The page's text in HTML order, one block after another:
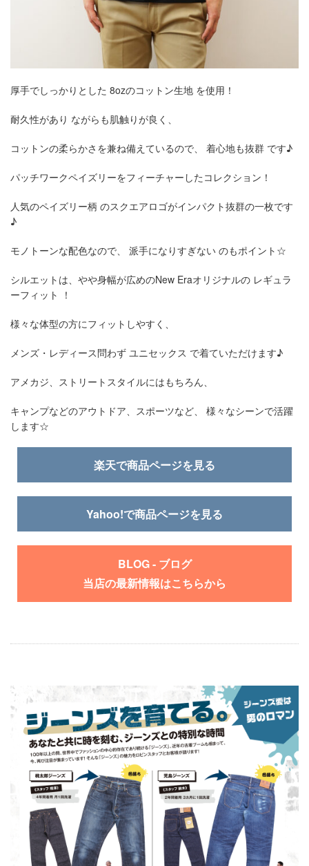
厚手でしっかりとした 8ozのコットン生地 を使用！
耐久性があり ながらも肌触りが良く、
コットンの柔らかさを兼ね備えているので、 着心地も抜群 です♪
パッチワークペイズリーをフィーチャーしたコレクション！
人気のペイズリー柄 のスクエアロゴがインパクト抜群の一枚です
♪
モノトーンな配色なので、 派手になりすぎない のもポイント☆
シルエットは、やや身幅が広めのNew Eraオリジナルの レギュラ
ーフィット ！
様々な体型の方にフィットしやすく、
メンズ・レディース問わず ユニセックス で着ていただけます♪
アメカジ、ストリートスタイルにはもちろん、
キャンプなどのアウトドア、スポーツなど、 様々なシーンで活躍
します☆
楽天で商品ページを見る
Yahoo!で商品ページを見る
BLOG - ブログ
当店の最新情報はこちらから